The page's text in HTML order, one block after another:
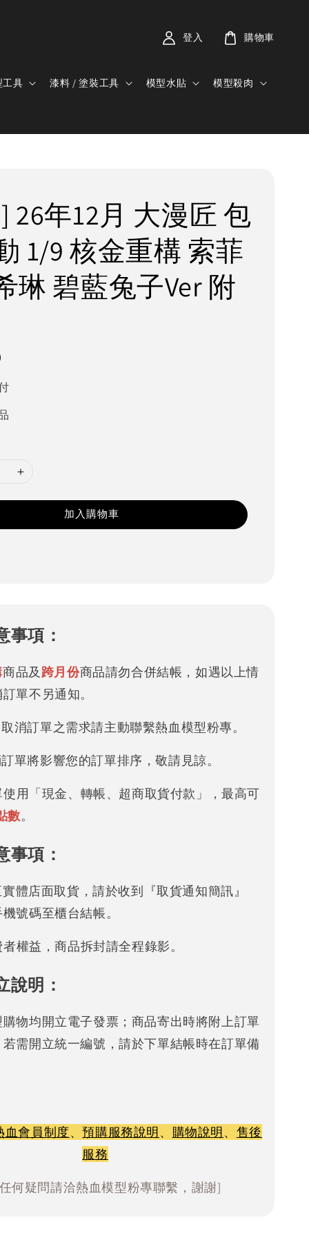
工具 漆料 / 塗裝工具 模型水貼 模型殺肉
登入 購物車
26年12月 大漫匠 包
1/9 核金重構 索菲
琳 碧藍兔子Ver 附
加入購物車
事項：
商品及 跨月份商品請勿合併結帳，如遇以上情
單不另通知。
消訂單之需求請主動聯繫熱血模型粉專。
單將影響您的訂單排序，敬請見諒。
用「現金、轉帳、超商取貨付款」，最高可
數。
事項：
體店面取貨，請於收到『取貨通知簡訊』
號碼至櫃台結帳。
權益，商品拆封請全程錄影。
說明：
物均開立電子發票；商品寄出時將附上訂單
需開立統一編號，請於下單結帳時在訂單備
血會員制度、預購服務說明、 購物說明、 售後
服務
何疑問請洽熱血模型粉專聯繫，謝謝]